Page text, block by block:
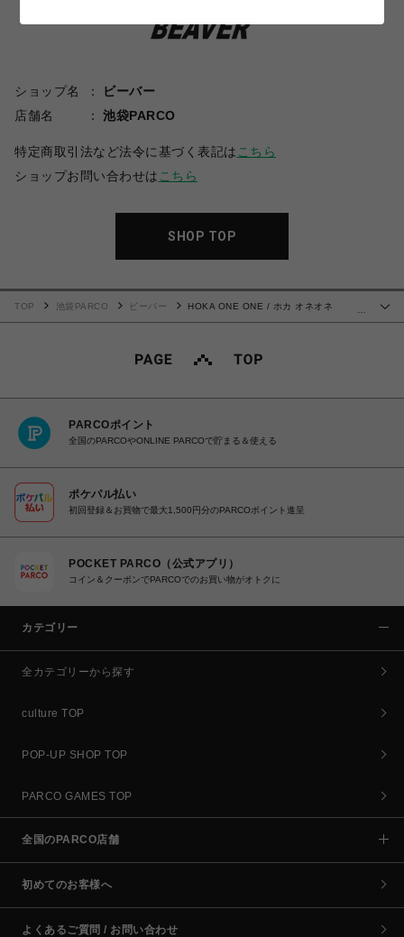
ショップ名
ビーバー
店舗名
池袋PARCO
特定商取引法など法令に基づく表記は こちら
ショップお問い合わせは こちら
SHOP TOP
TOP 池袋PARCO ビーバー
HOKA ONE ONE / ホカ オネオネ
PARCOポイント
全国のPARCOやONLINE PARCOで貯まる＆使える
ポケパル払い
初回登録＆お買物で最大1,500円分のPARCOポイント進呈
POCKET PARCO（公式アプリ）
コイン＆クーポンでPARCOでのお買い物がオトクに
カテゴリー
全カテゴリーから探す
culture TOP
POP-UP SHOP TOP
PARCO GAMES TOP
全国のPARCO店舗
初めてのお客様へ
よくあるご質問 / お問い合わせ